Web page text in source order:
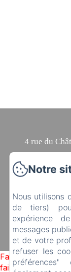
4 rue du
Failed to load
failed. (missing:
Notre
Nous utilisons
de tiers)
expérience
messages
et de votre
refuser les